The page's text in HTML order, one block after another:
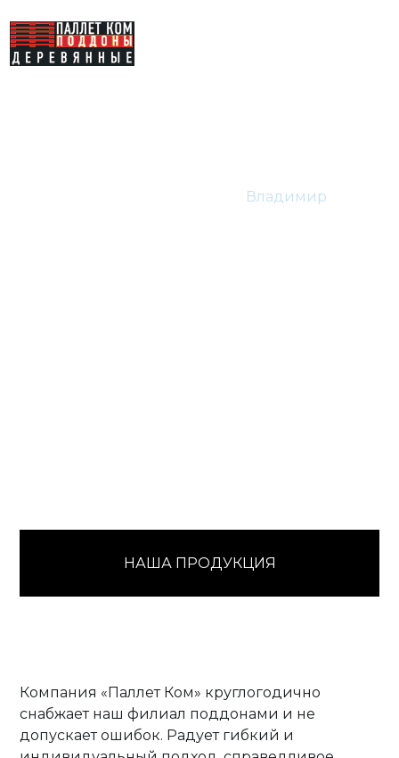
Владимир
НАША ПРОДУКЦИЯ
Компания «Паллет Ком» круглогодично
снабжает наш филиал поддонами и не
допускает ошибок. Радует гибкий и